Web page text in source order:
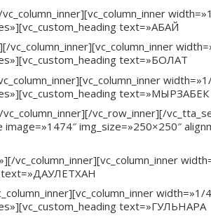
text=»АБАЙ
text=»БОЛАТ
text=»МЫРЗАБЕК
vc_row_inner][/
img_size=»250×250″
text=»ДАУЛЕТХАН
width=»1/
text=»ГУЛЬНАРА